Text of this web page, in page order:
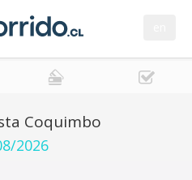
Coquimbo
2026